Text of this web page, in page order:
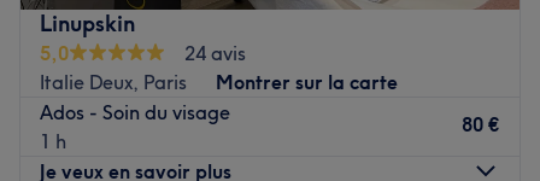
Linupskin
5,0
24 avis
Italie Deux, Paris
Montrer sur la carte
Ados - Soin du visage
1 h
80 €
Je veux en savoir plus